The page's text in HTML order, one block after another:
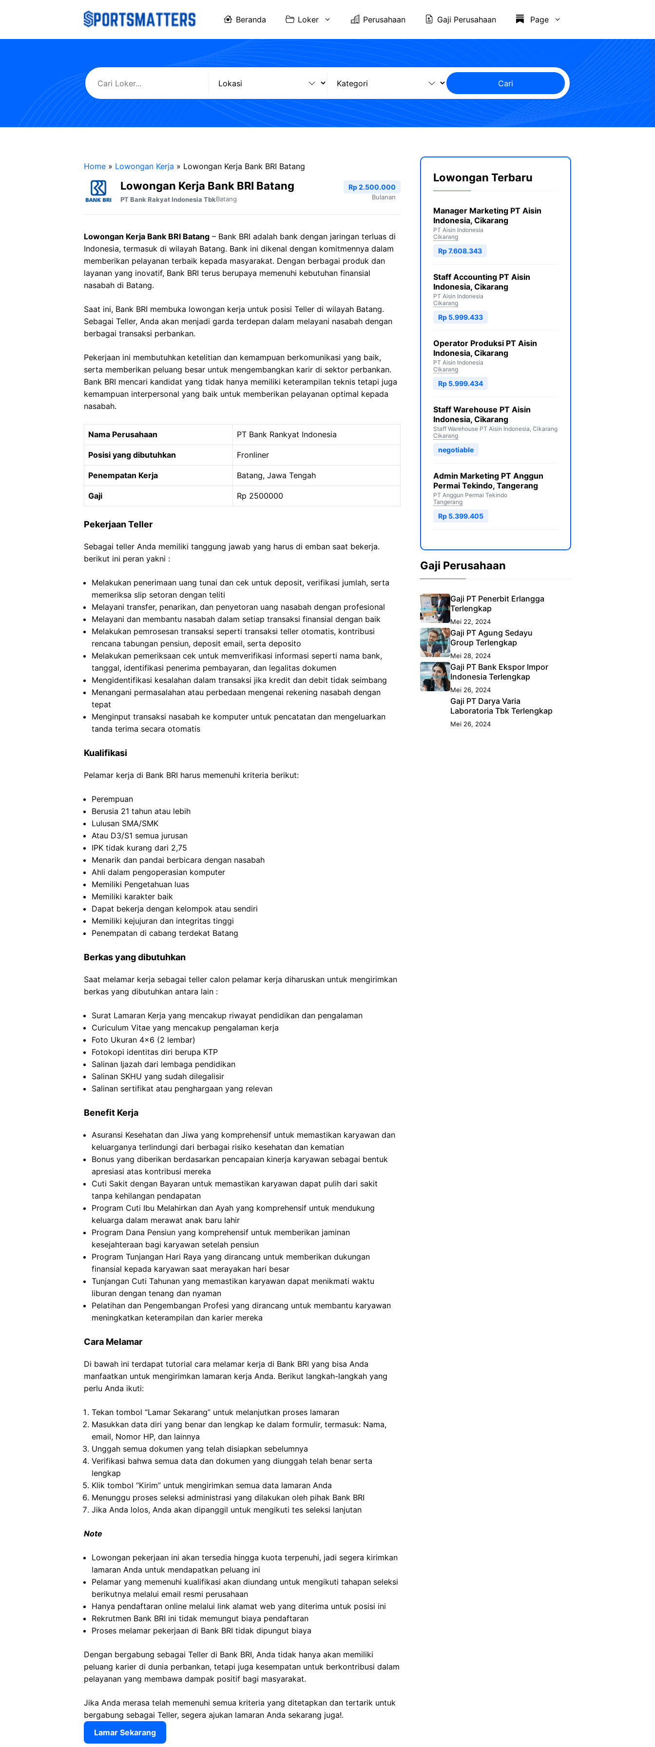
Beranda Loker Perusahaan Gaji Perusahaan Page
Cari
Home » Lowongan Kerja » Lowongan Kerja Bank BRI Batang
Lowongan Kerja Bank BRI Batang
PT Bank Rakyat Indonesia TbkBatang
Rp 2.500.000
Bulanan
Lowongan Kerja Bank BRI Batang – Bank BRI adalah bank dengan jaringan terluas di
Indonesia, termasuk di wilayah Batang. Bank ini dikenal dengan komitmennya dalam
memberikan pelayanan terbaik kepada masyarakat. Dengan berbagai produk dan
layanan yang inovatif, Bank BRI terus berupaya memenuhi kebutuhan finansial
nasabah di Batang.
Saat ini, Bank BRI membuka lowongan kerja untuk posisi Teller di wilayah Batang.
Sebagai Teller, Anda akan menjadi garda terdepan dalam melayani nasabah dengan
berbagai transaksi perbankan.
Pekerjaan ini membutuhkan ketelitian dan kemampuan berkomunikasi yang baik,
serta memberikan peluang besar untuk mengembangkan karir di sektor perbankan.
Bank BRI mencari kandidat yang tidak hanya memiliki keterampilan teknis tetapi juga
kemampuan interpersonal yang baik untuk memberikan pelayanan optimal kepada
nasabah.
Nama Perusahaan PT Bank Rankyat Indonesia
Posisi yang dibutuhkan Fronliner
Penempatan Kerja Batang, Jawa Tengah
Gaji Rp 2500000
Pekerjaan Teller
Sebagai teller Anda memiliki tanggung jawab yang harus di emban saat bekerja.
berikut ini peran yakni :
Melakukan penerimaan uang tunai dan cek untuk deposit, verifikasi jumlah, serta
memeriksa slip setoran dengan teliti
Melayani transfer, penarikan, dan penyetoran uang nasabah dengan profesional
Melayani dan membantu nasabah dalam setiap transaksi finansial dengan baik
Melakukan pemrosesan transaksi seperti transaksi teller otomatis, kontribusi
rencana tabungan pensiun, deposit email, serta deposito
Melakukan pemeriksaan cek untuk memverifikasi informasi seperti nama bank,
tanggal, identifikasi penerima pembayaran, dan legalitas dokumen
Mengidentifikasi kesalahan dalam transaksi jika kredit dan debit tidak seimbang
Menangani permasalahan atau perbedaan mengenai rekening nasabah dengan
tepat
Menginput transaksi nasabah ke komputer untuk pencatatan dan mengeluarkan
tanda terima secara otomatis
Kualifikasi
Pelamar kerja di Bank BRI harus memenuhi kriteria berikut:
Perempuan
Berusia 21 tahun atau lebih
Lulusan SMA/SMK
Atau D3/S1 semua jurusan
IPK tidak kurang dari 2,75
Menarik dan pandai berbicara dengan nasabah
Ahli dalam pengoperasian komputer
Memiliki Pengetahuan luas
Memiliki karakter baik
Dapat bekerja dengan kelompok atau sendiri
Memiliki kejujuran dan integritas tinggi
Penempatan di cabang terdekat Batang
Berkas yang dibutuhkan
Saat melamar kerja sebagai teller calon pelamar kerja diharuskan untuk mengirimkan
berkas yang dibutuhkan antara lain :
Surat Lamaran Kerja yang mencakup riwayat pendidikan dan pengalaman
Curiculum Vitae yang mencakup pengalaman kerja
Foto Ukuran 4×6 (2 lembar)
Fotokopi identitas diri berupa KTP
Salinan Ijazah dari lembaga pendidikan
Salinan SKHU yang sudah dilegalisir
Salinan sertifikat atau penghargaan yang relevan
Benefit Kerja
Asuransi Kesehatan dan Jiwa yang komprehensif untuk memastikan karyawan dan
keluarganya terlindungi dari berbagai risiko kesehatan dan kematian
Bonus yang diberikan berdasarkan pencapaian kinerja karyawan sebagai bentuk
apresiasi atas kontribusi mereka
Cuti Sakit dengan Bayaran untuk memastikan karyawan dapat pulih dari sakit
tanpa kehilangan pendapatan
Program Cuti Ibu Melahirkan dan Ayah yang komprehensif untuk mendukung
keluarga dalam merawat anak baru lahir
Program Dana Pensiun yang komprehensif untuk memberikan jaminan
kesejahteraan bagi karyawan setelah pensiun
Program Tunjangan Hari Raya yang dirancang untuk memberikan dukungan
finansial kepada karyawan saat merayakan hari besar
Tunjangan Cuti Tahunan yang memastikan karyawan dapat menikmati waktu
liburan dengan tenang dan nyaman
Pelatihan dan Pengembangan Profesi yang dirancang untuk membantu karyawan
meningkatkan keterampilan dan karier mereka
Cara Melamar
Di bawah ini terdapat tutorial cara melamar kerja di Bank BRI yang bisa Anda
manfaatkan untuk mengirimkan lamaran kerja Anda. Berikut langkah-langkah yang
perlu Anda ikuti:
Tekan tombol “Lamar Sekarang” untuk melanjutkan proses lamaran
Masukkan data diri yang benar dan lengkap ke dalam formulir, termasuk: Nama,
email, Nomor HP, dan lainnya
Unggah semua dokumen yang telah disiapkan sebelumnya
Verifikasi bahwa semua data dan dokumen yang diunggah telah benar serta
lengkap
Klik tombol “Kirim” untuk mengirimkan semua data lamaran Anda
Menunggu proses seleksi administrasi yang dilakukan oleh pihak Bank BRI
Jika Anda lolos, Anda akan dipanggil untuk mengikuti tes seleksi lanjutan
Note
Lowongan pekerjaan ini akan tersedia hingga kuota terpenuhi, jadi segera kirimkan
lamaran Anda untuk mendapatkan peluang ini
Pelamar yang memenuhi kualifikasi akan diundang untuk mengikuti tahapan seleksi
berikutnya melalui email resmi perusahaan
Hanya pendaftaran online melalui link alamat web yang diterima untuk posisi ini
Rekrutmen Bank BRI ini tidak memungut biaya pendaftaran
Proses melamar pekerjaan di Bank BRI tidak dipungut biaya
Dengan bergabung sebagai Teller di Bank BRI, Anda tidak hanya akan memiliki
peluang karier di dunia perbankan, tetapi juga kesempatan untuk berkontribusi dalam
pelayanan yang membawa dampak positif bagi masyarakat.
Jika Anda merasa telah memenuhi semua kriteria yang ditetapkan dan tertarik untuk
bergabung sebagai Teller, segera ajukan lamaran Anda sekarang juga!.
Lamar Sekarang
Lowongan Terbaru
Manager Marketing PT Aisin
Indonesia, Cikarang
PT Aisin Indonesia
Cikarang
Rp 7.608.343
Staff Accounting PT Aisin
Indonesia, Cikarang
PT Aisin Indonesia
Cikarang
Rp 5.999.433
Operator Produksi PT Aisin
Indonesia, Cikarang
PT Aisin Indonesia
Cikarang
Rp 5.999.434
Staff Warehouse PT Aisin
Indonesia, Cikarang
Staff Warehouse PT Aisin Indonesia, Cikarang
Cikarang
negotiable
Admin Marketing PT Anggun
Permai Tekindo, Tangerang
PT Anggun Permai Tekindo
Tangerang
Rp 5.399.405
Gaji Perusahaan
Gaji PT Penerbit Erlangga
Terlengkap
Mei 22, 2024
Gaji PT Agung Sedayu
Group Terlengkap
Mei 28, 2024
Gaji PT Bank Ekspor Impor
Indonesia Terlengkap
Mei 26, 2024
Gaji PT Darya Varia
Laboratoria Tbk Terlengkap
Mei 26, 2024